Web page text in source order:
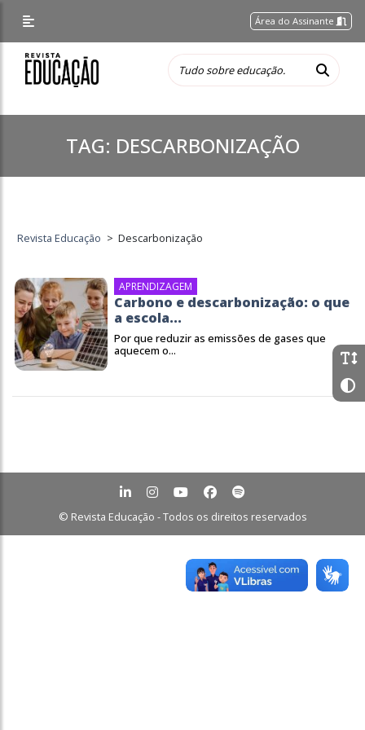
Área do Assinante
TAG: DESCARBONIZAÇÃO
Revista Educação > Descarbonização
APRENDIZAGEM
Carbono e descarbonização: o que
a escola...
Por que reduzir as emissões de gases que
aquecem o...
© Revista Educação - Todos os direitos reservados